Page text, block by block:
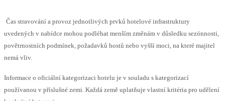
Čas stravování a provoz jednotlivých prvků hotelové infrastruktury
uvedených v nabídce mohou podléhat menším změnám v důsledku sezónnosti,
povětrnostních podmínek, požadavků hostů nebo vyšší moci, na které majitel
nemá vliv.
Informace o oficiální kategorizaci hotelu je v souladu s kategorizací
používanou v příslušné zemi. Každá země uplatňuje vlastní kritéria pro udělení